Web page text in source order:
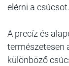
elérni a csúcsot.
A precíz és
természetesen
különböző